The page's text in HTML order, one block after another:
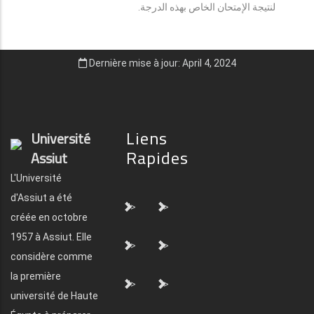
لنتيجة الإمتحان الخاص بهذه الدرجة.
Dernière mise à jour: April 4, 2024
Université
Assiut
L'Université
d'Assiut a été
créée en octobre
1957 à Assiut. Elle
considère comme
la première
université de Haute
Liens
Rapides
"> ">
"> ">
"> ">